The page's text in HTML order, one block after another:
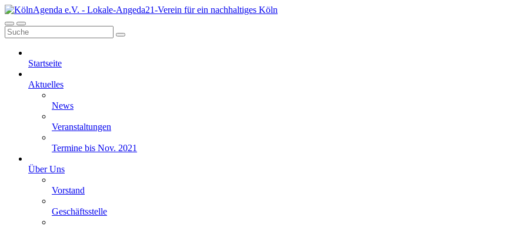
Startseite
Aktuelles
News
Veranstaltungen
Termine bis Nov. 2021
Über Uns
Vorstand
Geschäftsstelle